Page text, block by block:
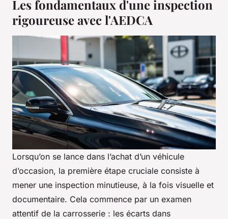
Les fondamentaux d'une inspection
rigoureuse avec l'AEDCA
Lorsqu’on se lance dans l’achat d’un véhicule
d’occasion, la première étape cruciale consiste à
mener une inspection minutieuse, à la fois visuelle et
documentaire. Cela commence par un examen
attentif de la carrosserie : les écarts dans